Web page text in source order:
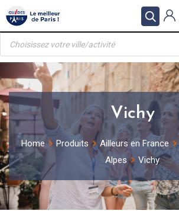
Skip
to
content
Recherche
produits
Vichy
Home Produits Ailleurs en France
Alpes
Vichy